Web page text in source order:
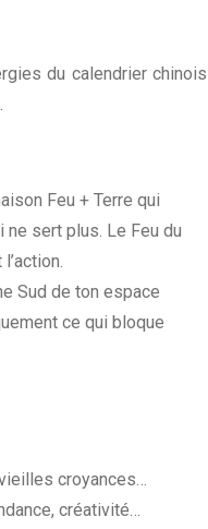
du calendrier chinois
Feu + Terre qui
sert plus. Le Feu du
Sud de ton espace
ce qui bloque
croyances…
créativité…